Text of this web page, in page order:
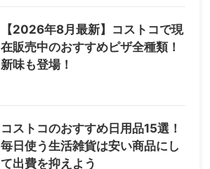
【2026年8月最新】コストコで現
在販売中のおすすめピザ全種類！
新味も登場！
コストコのおすすめ日用品15選！
毎日使う生活雑貨は安い商品にし
て出費を抑えよう